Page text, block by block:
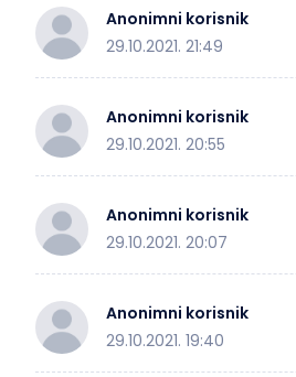
Anonimni korisnik
29.10.2021. 21:49
Anonimni korisnik
29.10.2021. 20:55
Anonimni korisnik
29.10.2021. 20:07
Anonimni korisnik
29.10.2021. 19:40